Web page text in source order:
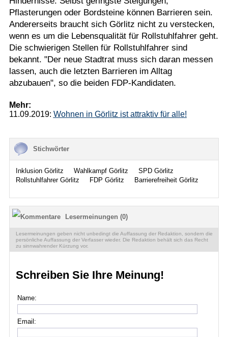
Pflasterungen oder Bordsteine können Barrieren sein.
Andererseits braucht sich Görlitz nicht zu verstecken,
wenn es um die Lebensqualität für Rollstuhlfahrer geht.
Die schwierigen Stellen für Rollstuhlfahrer sind
bekannt. "Der neue Stadtrat muss sich daran messen
lassen, auch die letzten Barrieren im Alltag
abzubauen", so die beiden FDP-Kandidaten.
Mehr:
11.09.2019: Wohnen in Görlitz ist attraktiv für alle!
Stichwörter
Inklusion Görlitz Wahlkampf Görlitz
SPD Görlitz
Rollstuhlfahrer Görlitz
FDP Görlitz Barrierefreiheit Görlitz
Lesermeinungen (0)
Lesermeinungen geben nicht unbedingt die Auffassung der Redaktion, sondern die
persönliche Auffassung der Verfasser wieder. Die Redaktion behält sich das Recht
zu sinnwahrender Kürzung vor.
Schreiben Sie Ihre Meinung!
Name:
Email: